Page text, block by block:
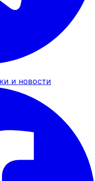
и новости